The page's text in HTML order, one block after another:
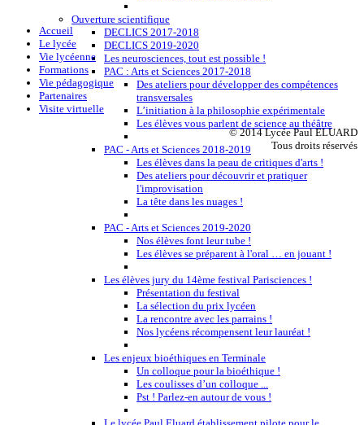
Ouverture scientifique
DECLICS 2017-2018
DECLICS 2019-2020
Les neurosciences, tout est possible !
PAC : Arts et Sciences 2017-2018
Des ateliers pour développer des compétences
transversales
L’initiation à la philosophie expérimentale
Les élèves vous parlent de science au théâtre
PAC - Arts et Sciences 2018-2019
Les élèves dans la peau de critiques d'arts !
Des ateliers pour découvrir et pratiquer
l'improvisation
La tête dans les nuages !
PAC - Arts et Sciences 2019-2020
Nos élèves font leur tube !
Les élèves se préparent à l'oral … en jouant !
Les élèves jury du 14ème festival Parisciences !
Présentation du festival
La sélection du prix lycéen
La rencontre avec les parrains !
Nos lycéens récompensent leur lauréat !
Les enjeux bioéthiques en Terminale
Un colloque pour la bioéthique !
Les coulisses d’un colloque ...
Pst ! Parlez-en autour de vous !
Accueil
Le lycée
Vie lycéenne
Formations
Vie pédagogique
Partenaires
Visite virtuelle
© 2014 Lycée Paul ELUARD
Tous droits réservés